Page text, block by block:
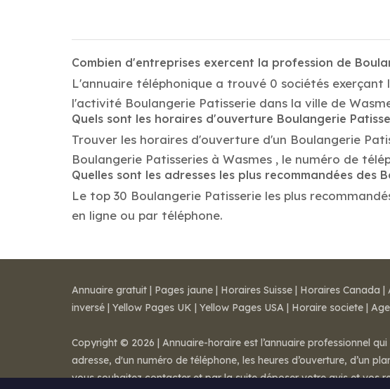
Combien d'entreprises exercent la profession de
L'annuaire téléphonique a trouvé 0 sociétés
l'activité Boulangerie Patisserie dans la ville de
Quels sont les horaires d'ouverture Boulangerie
Trouver les horaires d'ouverture d'un Boulangerie
Boulangerie Patisseries à Wasmes , le numéro de
Quelles sont les adresses les plus recommandées des
Le top 30 Boulangerie Patisserie les plus
en ligne ou par téléphone.
Annuaire gratuit | Pages jaune | Horaires Suisse | Horaires Canada |
inversé | Yellow Pages UK | Yellow Pages USA | Horaire societe |
Copyright © 2026 | Annuaire-horaire est l’annuaire professionnel
adresse, d'un numéro de téléphone, les heures d’ouverture, d’un
vous souhaitez contacter et par la suite déposer votre avis et vos